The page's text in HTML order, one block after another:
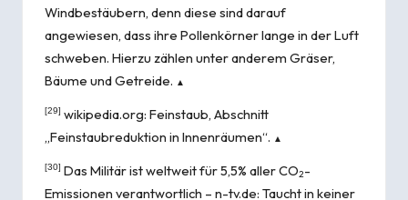
Windbestäubern, denn diese sind darauf
angewiesen, dass ihre Pollenkörner lange in der Luft
schweben. Hierzu zählen unter anderem Gräser,
Bäume und Getreide. ▲
[29] wikipedia.org: Feinstaub, Abschnitt
„Feinstaubreduktion in Innenräumen“. ▲
[30] Das Militär ist weltweit für 5,5% aller CO2-
Emissionen verantwortlich – n-tv.de: Taucht in keiner